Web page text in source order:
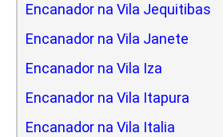
Encanador na Vila Jequitibas
Encanador na Vila Janete
Encanador na Vila Iza
Encanador na Vila Itapura
Encanador na Vila Italia